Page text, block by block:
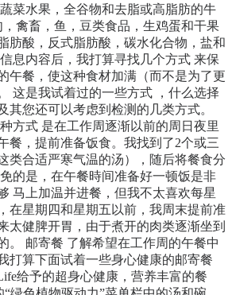
菜水果，全谷物和去脂或高脂肪的牛
禽畜，鱼，豆类食品，生鸡蛋和干果
肪酸，反式脂肪酸，碳水化合物，盐和
息内容后，我打算寻找几个方式 来保
午餐，使这种食材加满（而不是为了更
这是我试着过的一些方式 ，什么选择
其您还可以考虑到检测的几类方式。
方式 是在工作周逐渐以前的周日夜里
餐，提前准备饭食。我找到了2个或三
类合适严寒气温的汤），随后将餐食分
的是，在午餐時间准备好一顿饭是非
马上加温并进餐，但我不太喜欢每星
在星期四和星期五以前，我周末提前准
太健脾开胃，由于煮开的肉类逐渐坐到
。 邮寄餐 了解希望在工作周的午餐中
打算下面试着一些身心健康的邮寄餐
给予的超身心健康，营养丰富的餐